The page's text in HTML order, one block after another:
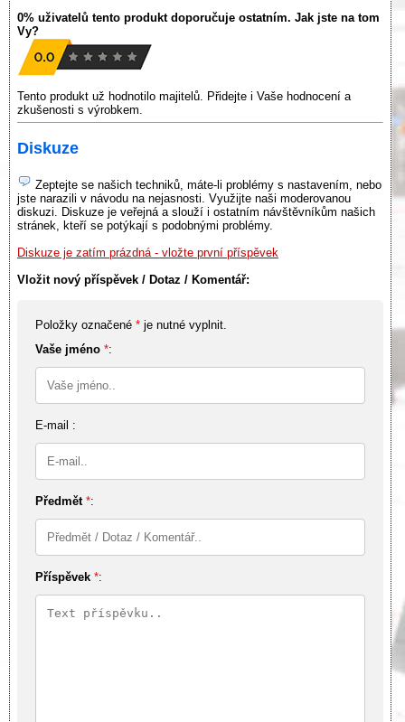
0% uživatelů tento produkt doporučuje ostatním. Jak jste na tom
Vy?
Tento produkt už hodnotilo majitelů. Přidejte i Vaše hodnocení a
zkušenosti s výrobkem.
Diskuze
Zeptejte se našich techniků, máte-li problémy s nastavením, nebo
jste narazili v návodu na nejasnosti. Využijte naši moderovanou
diskuzi. Diskuze je veřejná a slouží i ostatním návštěvníkům našich
stránek, kteří se potýkají s podobnými problémy.
Diskuze je zatím prázdná - vložte první příspěvek
Vložit nový příspěvek / Dotaz / Komentář:
Položky označené * je nutné vyplnit.
Vaše jméno *:
E-mail :
Předmět *:
Příspěvek *: